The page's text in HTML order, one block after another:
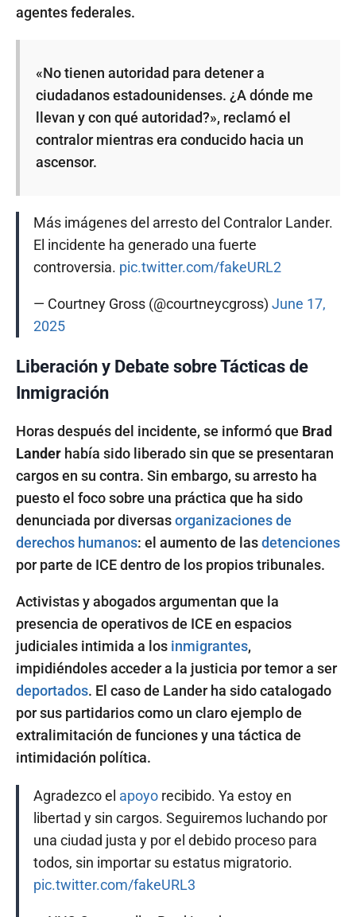
agentes federales.
«No tienen autoridad para detener a
ciudadanos estadounidenses. ¿A dónde me
llevan y con qué autoridad?», reclamó el
contralor mientras era conducido hacia un
ascensor.
Más imágenes del arresto del Contralor Lander.
El incidente ha generado una fuerte
controversia. pic.twitter.com/fakeURL2
— Courtney Gross (@courtneycgross) June 17,
2025
Liberación y Debate sobre Tácticas de
Inmigración
Horas después del incidente, se informó que Brad
Lander había sido liberado sin que se presentaran
cargos en su contra. Sin embargo, su arresto ha
puesto el foco sobre una práctica que ha sido
denunciada por diversasorganizaciones de
derechos humanos: el aumento de lasdetenciones
por parte de ICE dentro de los propios tribunales.
Activistas y abogados argumentan que la
presencia de operativos de ICE en espacios
judiciales intimida a los inmigrantes,
impidiéndoles acceder a la justicia por temor a ser
deportados. El caso de Lander ha sido catalogado
por sus partidarios como un claro ejemplo de
extralimitación de funciones y una táctica de
intimidación política.
Agradezco el apoyo recibido. Ya estoy en
libertad y sin cargos. Seguiremos luchando por
una ciudad justa y por el debido proceso para
todos, sin importar su estatus migratorio.
pic.twitter.com/fakeURL3